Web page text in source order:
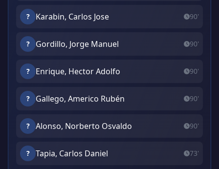
? Karabin, Carlos Jose 90'
? Gordillo, Jorge Manuel 90'
? Enrique, Hector Adolfo 90'
? Gallego, Americo Rubén 90'
? Alonso, Norberto Osvaldo 90'
? Tapia, Carlos Daniel 73'